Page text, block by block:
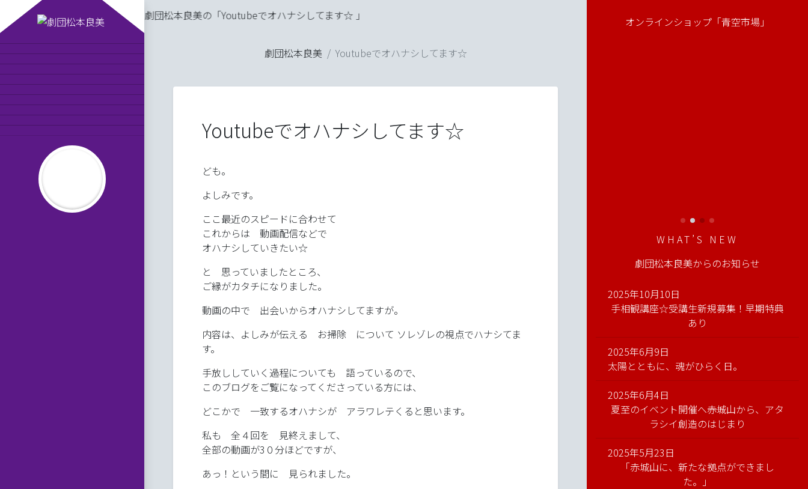
劇団松本良美とは
公演スケジュール
劇団員の紹介
MAISONde梟
劇団日記
オンラインショップ
お問い合わせ
りかーどのお告げ
劇団松本良美 Youtubeでオハナシしてます☆
劇団松本良美の「Youtubeでオハナシしてます☆ 」
Youtubeでオハナシしてます☆
ども。
よしみです。
ここ最近のスピードに合わせて
これからは 動画配信などで
オハナシしていきたい☆
と 思っていましたところ、
ご縁がカタチになりました。
動画の中で 出会いからオハナシしてますが。
内容は、よしみが伝える お掃除 について ソレゾレの視点でハナシてま
す。
手放ししていく過程についても 語っているので、
このブログをご覧になってくださっている方には、
どこかで 一致するオハナシが アラワレテくると思います。
私も 全４回を 見終えまして、
全部の動画が3０分ほどですが、
あっ！という間に 見られました。
「テハナシ」
オンラインショップ「青空市場」
WHAT’S NEW
劇団松本良美からのお知らせ
2025年10月10日
手相観講座☆受講生新規募集！早期特典
あり
2025年6月9日
太陽とともに、魂がひらく日。
2025年6月4日
夏至のイベント開催へ――赤城山から、アタ
ラシイ創造のはじまり
2025年5月23日
「赤城山に、新たな拠点ができまし
た。」